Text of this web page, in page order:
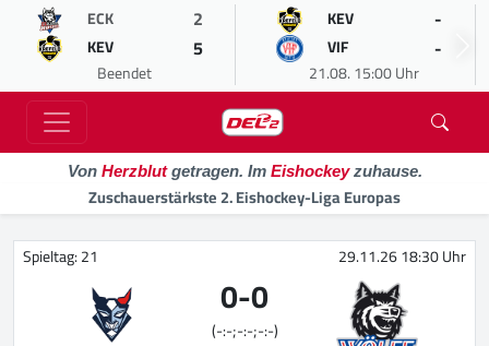
ECK 2
KEV 5
Beendet
KEV -
VIF -
21.08. 15:00 Uhr
Von Herzblutgetragen. Im Eishockeyzuhause.
Zuschauerstärkste 2. Eishockey-Liga Europas
Spieltag: 21 29.11.26 18:30 Uhr
0-0
(-:-;-:-;-:-)